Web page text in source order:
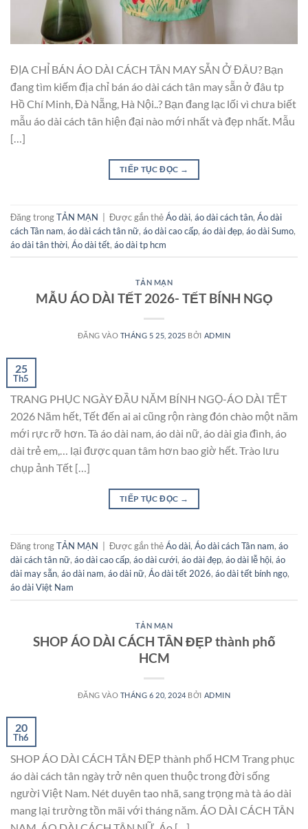
ĐỊA CHỈ BÁN ÁO DÀI CÁCH TÂN MAY SẴN Ở ĐÂU? Bạn
đang tìm kiếm địa chỉ bán áo dài cách tân may sẵn ở đâu tp
Hồ Chí Minh, Đà Nẵng, Hà Nội..? Bạn đang lạc lối vì chưa biết
mẫu áo dài cách tân hiện đại nào mới nhất và đẹp nhất. Mẫu
[…]
TIẾP TỤC ĐỌC →
Đăng trongTẢN MẠN Được gắn thẻÁo dài, áo dài cách tân, Áo dài
cách Tân nam, áo dài cách tân nữ, áo dài cao cấp, áo dài đẹp, áo dài Sumo,
áo dài tân thời, Áo dài tết, áo dài tp hcm
TẢN MẠN
MẪU ÁO DÀI TẾT 2026- TẾT BÍNH NGỌ
ĐĂNG VÀO THÁNG 5 25, 2025 BỞI ADMIN
25
Th5
TRANG PHỤC NGÀY ĐẦU NĂM BÍNH NGỌ-ÁO DÀI TẾT
2026 Năm hết, Tết đến ai ai cũng rộn ràng đón chào một năm
mới rực rỡ hơn. Tà áo dài nam, áo dài nữ, áo dài gia đình, áo
dài trẻ em,… lại được quan tâm hơn bao giờ hết. Trào lưu
chụp ảnh Tết […]
TIẾP TỤC ĐỌC →
Đăng trongTẢN MẠN Được gắn thẻÁo dài, Áo dài cách Tân nam, áo
dài cách tân nữ, áo dài cao cấp, áo dài cưới, áo dài đẹp, áo dài lễ hội, áo
dài may sẵn, áo dài nam, áo dài nữ, Áo dài tết 2026, áo dài tết bính ngọ,
áo dài Việt Nam
TẢN MẠN
SHOP ÁO DÀI CÁCH TÂN ĐẸP thành phố
HCM
ĐĂNG VÀO THÁNG 6 20, 2024 BỞI ADMIN
20
Th6
SHOP ÁO DÀI CÁCH TÂN ĐẸP thành phố HCM Trang phục
áo dài cách tân ngày trở nên quen thuộc trong đời sống
người Việt Nam. Nét duyên tao nhã, sang trọng mà tà áo dài
mang lại trường tồn mãi với tháng năm. ÁO DÀI CÁCH TÂN